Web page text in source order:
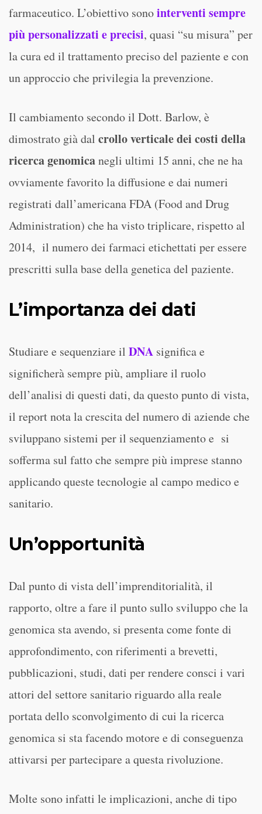
farmaceutico. L’obiettivo sonointerventi sempre
più personalizzati e precisi, quasi “su misura” per
la cura ed il trattamento preciso del paziente e con
un approccio che privilegia la prevenzione.
Il cambiamento secondo il Dott. Barlow, è
dimostrato già dal crollo verticale dei costi della
ricerca genomicanegli ultimi 15 anni, che ne ha
ovviamente favorito la diffusione e dai numeri
registrati dall’americana FDA (Food and Drug
Administration) che ha visto triplicare, rispetto al
2014, il numero dei farmaci etichettati per essere
prescritti sulla base della genetica del paziente.
L’importanza dei dati
Studiare e sequenziare il DNA significa e
significherà sempre più, ampliare il ruolo
dell’analisi di questi dati, da questo punto di vista,
il report nota la crescita del numero di aziende che
sviluppano sistemi per il sequenziamento e si
sofferma sul fatto che sempre più imprese stanno
applicando queste tecnologie al campo medico e
sanitario.
Un’opportunità
Dal punto di vista dell’imprenditorialità, il
rapporto, oltre a fare il punto sullo sviluppo che la
genomica sta avendo, si presenta come fonte di
approfondimento, con riferimenti a brevetti,
pubblicazioni, studi, dati per rendere consci i vari
attori del settore sanitario riguardo alla reale
portata dello sconvolgimento di cui la ricerca
genomica si sta facendo motore e di conseguenza
attivarsi per partecipare a questa rivoluzione.
Molte sono infatti le implicazioni, anche di tipo